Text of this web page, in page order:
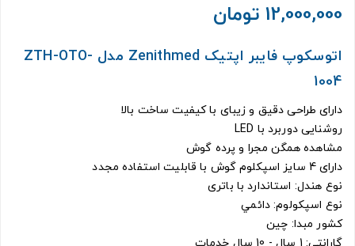
12,000,000 تومان
اتوسکوپ فایبر اپتیک Zenithmed مدل ZTH-OTO-
1004
دارای طراحی دقیق و زیبای با کیفیت ساخت بالا
روشنایی دوربرد با LED
مشاهده همگن مجرا و پرده گوش
دارای 4 سایز اسپکلوم گوش با قابلیت استفاده مجدد
نوع هندل: استاندارد با باتری
نوع اسپکولوم: دائمي
کشور مبدا: چین
گارانتی: 1 سال - 10 سال خدمات